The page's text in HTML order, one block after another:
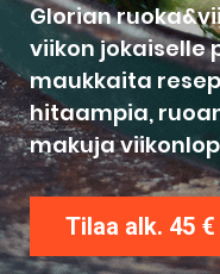
Glorian
viikon jokaiselle
maukkaita
hitaampia,
makuja
Tilaa alk. 45